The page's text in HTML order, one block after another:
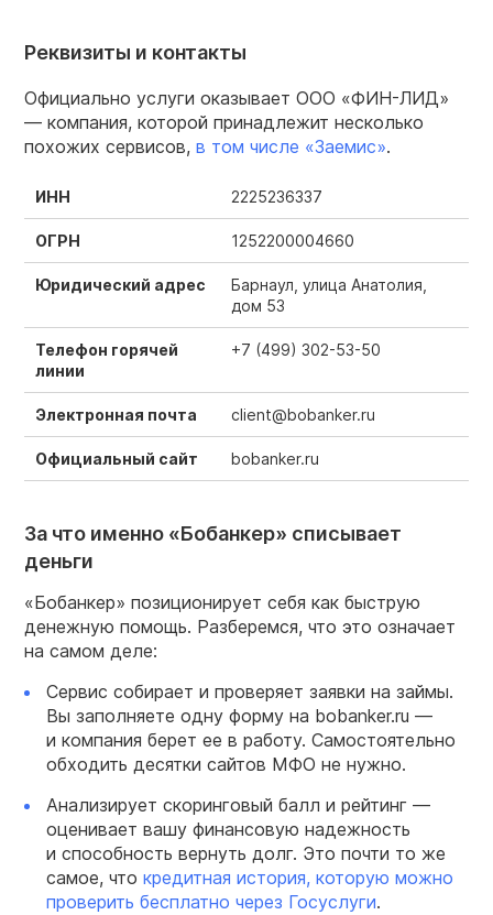
Реквизиты и контакты
Официально услуги оказывает ООО «ФИН-ЛИД»
— компания, которой принадлежит несколько
похожих сервисов, в том числе «Заемис».
ИНН 2225236337
ОГРН 1252200004660
Юридический адрес
Барнаул, улица Анатолия,
дом 53
Телефон горячей
линии
+7 (499) 302-53-50
Электронная почта client@bobanker.ru
Официальный сайт bobanker.ru
За что именно «Бобанкер» списывает
деньги
«Бобанкер» позиционирует себя как быструю
денежную помощь. Разберемся, что это означает
на самом деле:
Сервис собирает и проверяет заявки на займы.
Вы заполняете одну форму на bobanker.ru —
и компания берет ее в работу. Самостоятельно
обходить десятки сайтов МФО не нужно.
Анализирует скоринговый балл и рейтинг —
оценивает вашу финансовую надежность
и способность вернуть долг. Это почти то же
самое, что кредитная история, которую можно
проверить бесплатно через Госуслуги.